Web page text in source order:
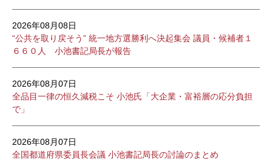
2026年08月08日
“公共を取り戻そう” 統一地方選勝利へ決起集会 議員・候補者１
６６０人 小池書記局長が報告
2026年08月07日
全品目一律の恒久減税こそ 小池氏「大企業・富裕層の応分負担
で」
2026年08月07日
全国都道府県委員長会議 小池書記局長の討論のまとめ